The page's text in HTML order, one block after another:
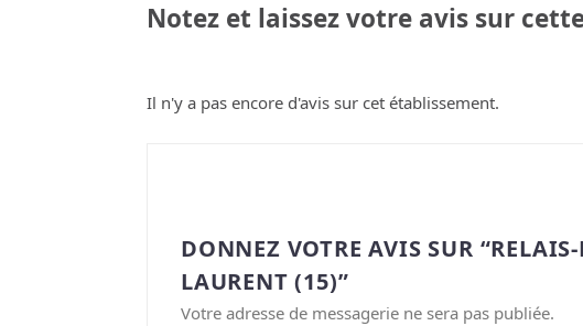
Notez et laissez votre avis sur
Il n'y a pas encore d'avis sur cet établissement.
DONNEZ VOTRE AVIS SUR
LAURENT (15)”
Votre adresse de messagerie ne sera pas publiée.